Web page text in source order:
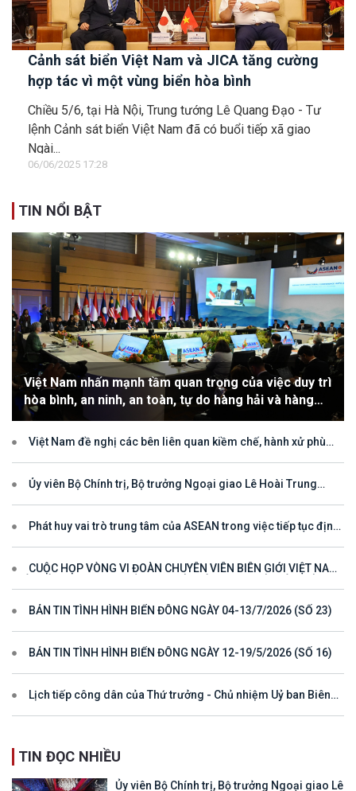
Cảnh sát biển Việt Nam và JICA tăng cường
hợp tác vì một vùng biển hòa bình
Chiều 5/6, tại Hà Nội, Trung tướng Lê Quang Đạo - Tư
lệnh Cảnh sát biển Việt Nam đã có buổi tiếp xã giao
Ngài...
06/06/2025 17:28
TIN NỔI BẬT
Việt Nam nhấn mạnh tầm quan trọng của việc duy trì
hòa bình, an ninh, an toàn, tự do hàng hải và hàng
không
Việt Nam đề nghị các bên liên quan kiềm chế, hành xử phù
phán đối với vùng đặc quyền kinh tế và thềm lục địa của quốc gia
ven biển
Ủy viên Bộ Chính trị, Bộ trưởng Ngoại giao Lê Hoài Trung
Phát huy vai trò trung tâm của ASEAN trong việc tiếp tục định
CUỘC HỌP VÒNG VI ĐOÀN CHUYÊN VIÊN BIÊN GIỚI VIỆT NAM
TRIỂN
BẢN TIN TÌNH HÌNH BIỂN ĐÔNG NGÀY 04-13/7/2026 (SỐ 23)
BẢN TIN TÌNH HÌNH BIỂN ĐÔNG NGÀY 12-19/5/2026 (SỐ 16)
Lịch tiếp công dân của Thứ trưởng - Chủ nhiệm Uỷ ban Biên
TIN ĐỌC NHIỀU
Ủy viên Bộ Chính trị, Bộ trưởng Ngoại giao Lê